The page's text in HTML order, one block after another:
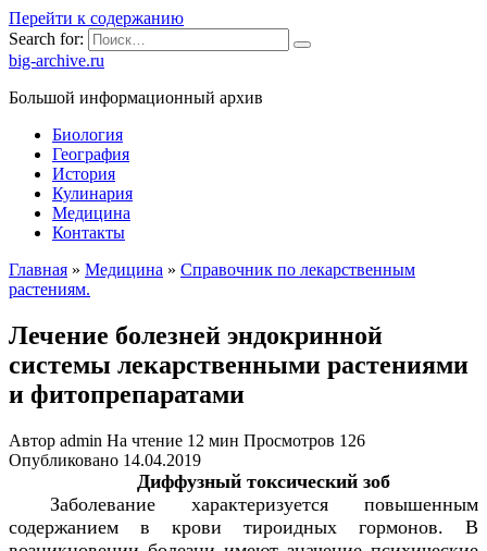
Перейти к содержанию
Search for:
big-archive.ru
Большой информационный архив
Биология
География
История
Кулинария
Медицина
Контакты
Главная » Медицина » Справочник по лекарственным
растениям.
Лечение болезней эндокринной
системы лекарственными растениями
и фитопрепаратами
Автор admin На чтение 12 мин Просмотров 126
Опубликовано 14.04.2019
Диффузный токсический зоб
Заболевание характеризуется повышенным
содержанием в крови тироидных гормонов. В